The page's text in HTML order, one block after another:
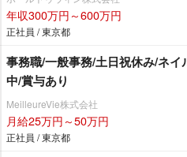
年収300万円～600万円
正社員 / 東京都
事務職/一般事務/土日祝休み/ネ
中/賞与あり
MeilleureVie株式会社
月給25万円～50万円
正社員 / 東京都